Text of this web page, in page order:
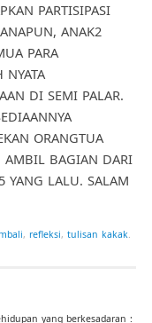
PARTISIPASI
ANAK2
PARA
DI SEMI PALAR.
ORANGTUA
AMBIL BAGIAN DARI
YANG LALU. SALAM
, refleksi, tulisan kakak.
yang berkesadaran :